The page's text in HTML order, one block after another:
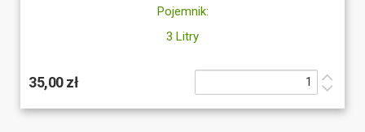
Pojemnik:
3 Litry
35,00 zł